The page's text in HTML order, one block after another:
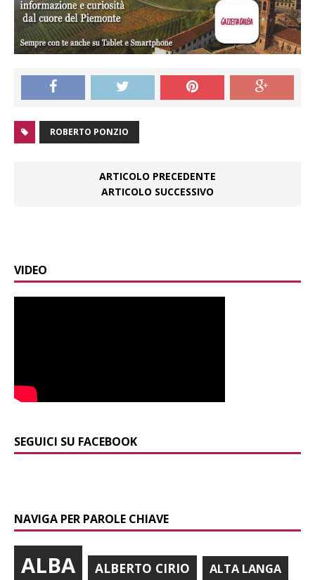
ROBERTO PONZIO
ARTICOLO PRECEDENTE
ARTICOLO SUCCESSIVO
VIDEO
SEGUICI SU FACEBOOK
NAVIGA PER PAROLE CHIAVE
ALBA ALBERTO CIRIO ALTA LANGA